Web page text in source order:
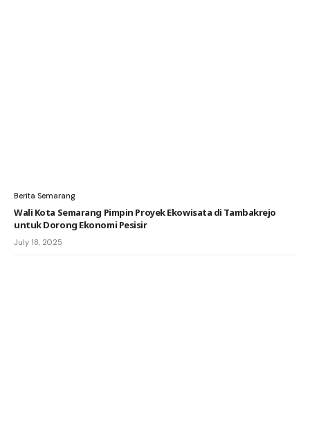
Berita Semarang
Wali Kota Semarang Pimpin Proyek Ekowisata di Tambakrejo
untuk Dorong Ekonomi Pesisir
July 18, 2025